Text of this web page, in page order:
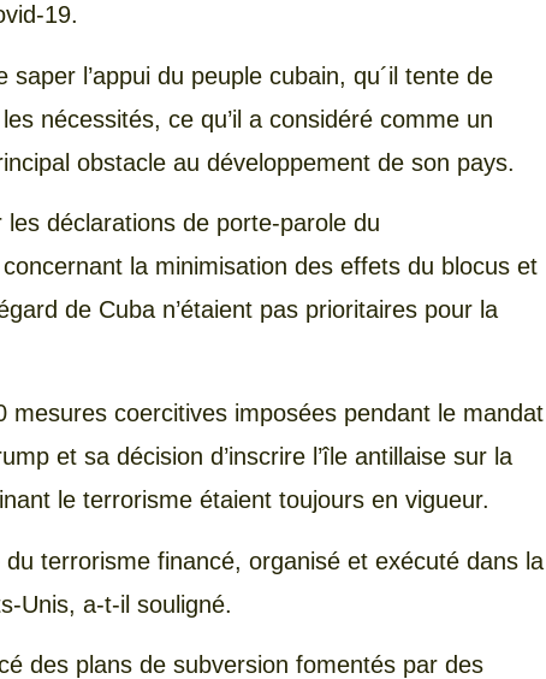
19.
l’appui du peuple cubain, qu´il tente de
nécessités, ce qu’il a considéré comme un
obstacle au développement de son pays.
les déclarations de porte-parole du
la minimisation des effets du blocus et
de Cuba n’étaient pas prioritaires pour la
mesures coercitives imposées pendant le mandat
et sa décision d’inscrire l’île antillaise sur la
le terrorisme étaient toujours en vigueur.
terrorisme financé, organisé et exécuté dans la
Unis, a-t-il souligné.
des plans de subversion fomentés par des